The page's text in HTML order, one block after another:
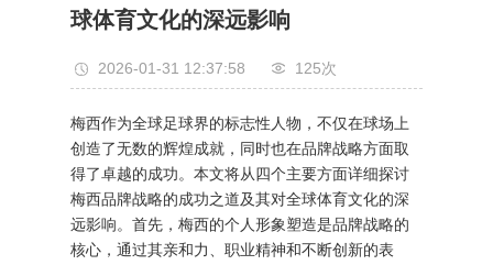
球体育文化的深远影响
2026-01-31 12:37:58 125次
梅西作为全球足球界的标志性人物，不仅在球场上
创造了无数的辉煌成就，同时也在品牌战略方面取
得了卓越的成功。本文将从四个主要方面详细探讨
梅西品牌战略的成功之道及其对全球体育文化的深
远影响。首先，梅西的个人形象塑造是品牌战略的
核心，通过其亲和力、职业精神和不断创新的表